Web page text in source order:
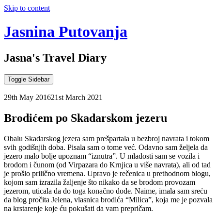
Skip to content
Jasnina Putovanja
Jasna's Travel Diary
Toggle Sidebar
29th May 201621st March 2021
Brodićem po Skadarskom jezeru
Obalu Skadarskog jezera sam prešpartala u bezbroj navrata i tokom
svih godišnjih doba. Pisala sam o tome već. Odavno sam željela da
jezero malo bolje upoznam “iznutra”. U mladosti sam se vozila i
brodom i čunom (od Virpazara do Krnjica u više navrata), ali od tad
je prošlo prilično vremena. Upravo je rečenica u prethodnom blogu,
kojom sam izrazila žaljenje što nikako da se brodom provozam
jezerom, uticala da do toga konačno dođe. Naime, imala sam sreću
da blog pročita Jelena, vlasnica brodića “Milica”, koja me je pozvala
na krstarenje koje ću pokušati da vam prepričam.